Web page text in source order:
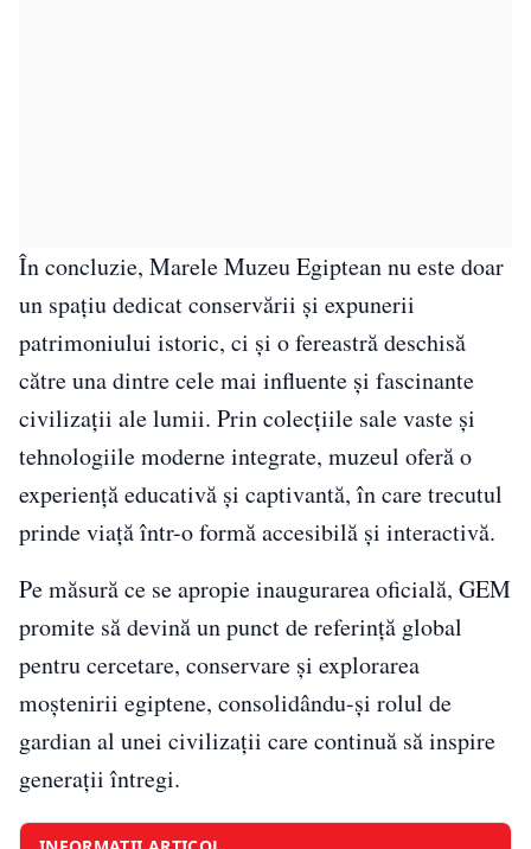
În concluzie, Marele Muzeu Egiptean nu este doar
un spațiu dedicat conservării și expunerii
patrimoniului istoric, ci și o fereastră deschisă
către una dintre cele mai influente și fascinante
civilizații ale lumii. Prin colecțiile sale vaste și
tehnologiile moderne integrate, muzeul oferă o
experiență educativă și captivantă, în care trecutul
prinde viață într-o formă accesibilă și interactivă.
Pe măsură ce se apropie inaugurarea oficială, GEM
promite să devină un punct de referință global
pentru cercetare, conservare și explorarea
moștenirii egiptene, consolidându-și rolul de
gardian al unei civilizații care continuă să inspire
generații întregi.